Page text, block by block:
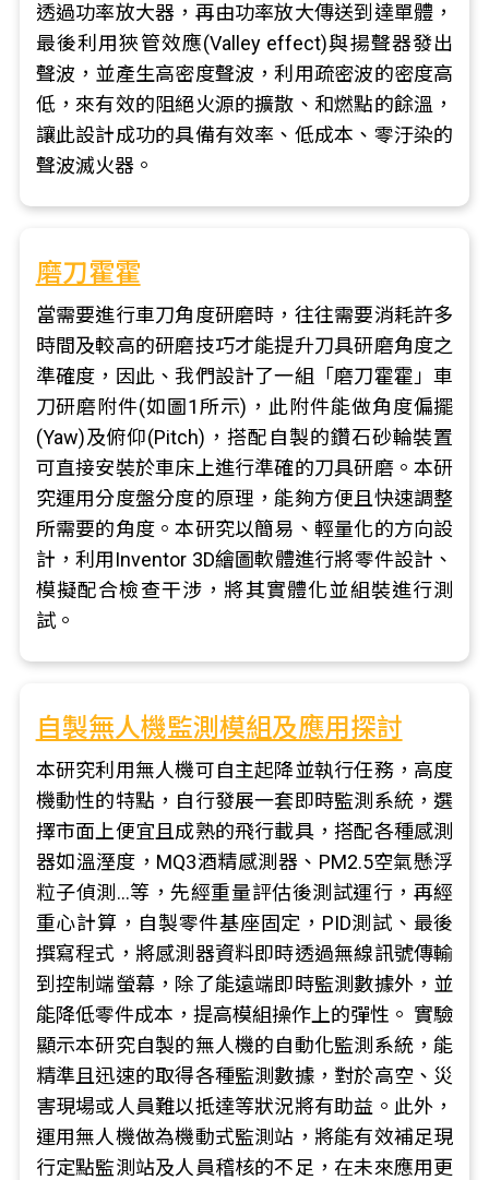
透過功率放大器，再由功率放大傳送到達單體，
最後利用狹管效應(Valley effect)與揚聲器發出
聲波，並產生高密度聲波，利用疏密波的密度高
低，來有效的阻絕火源的擴散、和燃點的餘溫，
讓此設計成功的具備有效率、低成本、零汙染的
聲波滅火器。
磨刀霍霍
當需要進行車刀角度研磨時，往往需要消耗許多
時間及較高的研磨技巧才能提升刀具研磨角度之
準確度，因此、我們設計了一組「磨刀霍霍」車
刀研磨附件(如圖1所示)，此附件能做角度偏擺
(Yaw)及俯仰(Pitch)，搭配自製的鑽石砂輪裝置
可直接安裝於車床上進行準確的刀具研磨。本研
究運用分度盤分度的原理，能夠方便且快速調整
所需要的角度。本研究以簡易、輕量化的方向設
計，利用Inventor 3D繪圖軟體進行將零件設計、
模擬配合檢查干涉，將其實體化並組裝進行測
試。
自製無人機監測模組及應用探討
本研究利用無人機可自主起降並執行任務，高度
機動性的特點，自行發展一套即時監測系統，選
擇市面上便宜且成熟的飛行載具，搭配各種感測
器如溫溼度，MQ3酒精感測器、PM2.5空氣懸浮
粒子偵測…等，先經重量評估後測試運行，再經
重心計算，自製零件基座固定，PID測試、最後
撰寫程式，將感測器資料即時透過無線訊號傳輸
到控制端螢幕，除了能遠端即時監測數據外，並
能降低零件成本，提高模組操作上的彈性。 實驗
顯示本研究自製的無人機的自動化監測系統，能
精準且迅速的取得各種監測數據，對於高空、災
害現場或人員難以抵達等狀況將有助益。此外，
運用無人機做為機動式監測站，將能有效補足現
行定點監測站及人員稽核的不足，在未來應用更